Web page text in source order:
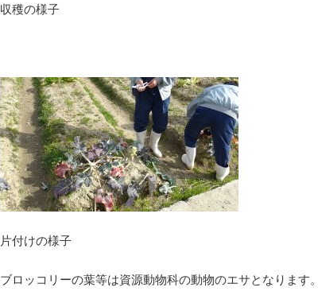
収穫の様子
片付けの様子
ブロッコリーの葉等は資源動物科の動物のエサとなります。